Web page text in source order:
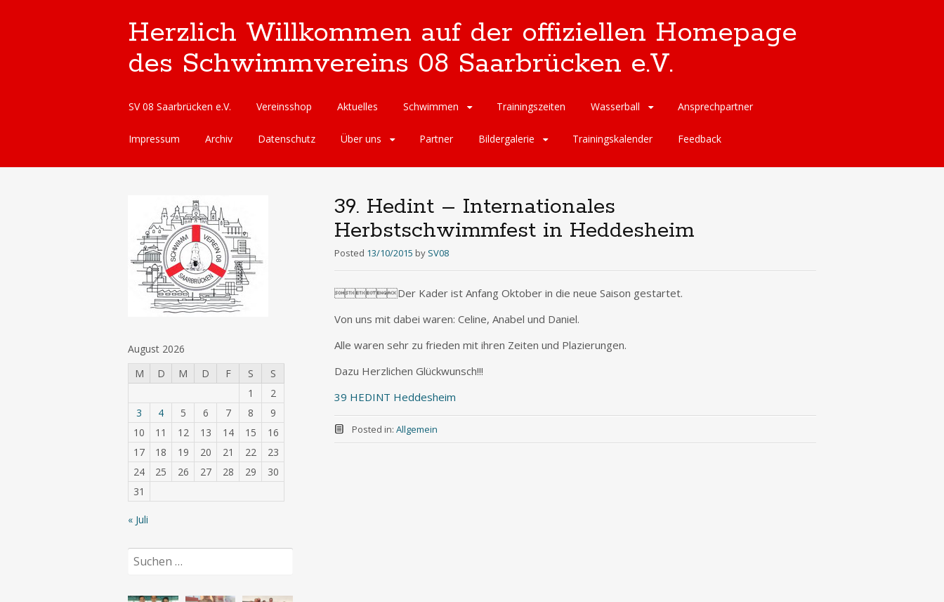
Herzlich Willkommen auf der offiziellen Homepage
des Schwimmvereins 08 Saarbrücken e.V.
Skip
content
SV 08 Saarbrücken e.V. Vereinsshop Aktuelles Schwimmen Trainingszeiten Wasserball Ansprechpartner
Impressum Archiv Datenschutz Über uns Partner Bildergalerie Trainingskalender Feedback
39. Hedint – Internationales
Herbstschwimmfest in Heddesheim
Posted 13/10/2015 by SV08
Der Kader ist Anfang Oktober in die neue Saison gestartet.
Von uns mit dabei waren: Celine, Anabel und Daniel.
Alle waren sehr zu frieden mit ihren Zeiten und Plazierungen.
Dazu Herzlichen Glückwunsch!!!
39 HEDINT Heddesheim
Posted in: Allgemein
August 2026
M
D M D F S
S
1
2
3
4 5 6 7 8
9
10
11 12 13 14 15
16
17
18 19 20 21 22
23
24
25 26 27 28 29
30
31
« Juli
Suchen
nach: